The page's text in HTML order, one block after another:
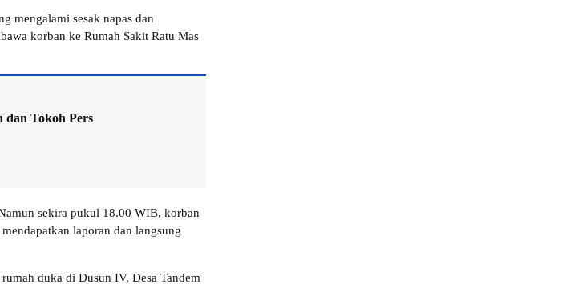
mengalami sesak napas dan
korban ke Rumah Sakit Ratu Mas
dan Tokoh Pers
sekira pukul 18.00 WIB, korban
laporan dan langsung
duka di Dusun IV, Desa Tandem